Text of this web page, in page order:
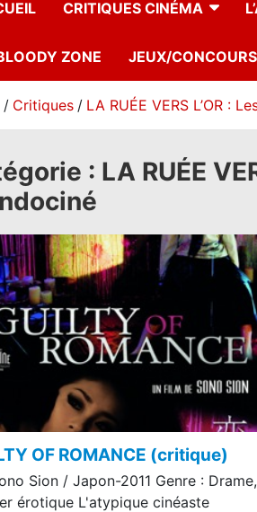
CRITIQUES CINÉMA
ZONE JEUX/CONCOURS
Critiques LA RUÉE VERS L’OR :
: LA RUÉE
OF ROMANCE (critique)
Sion / Japon-2011 Genre : Drame,
érotique L'atypique cinéaste